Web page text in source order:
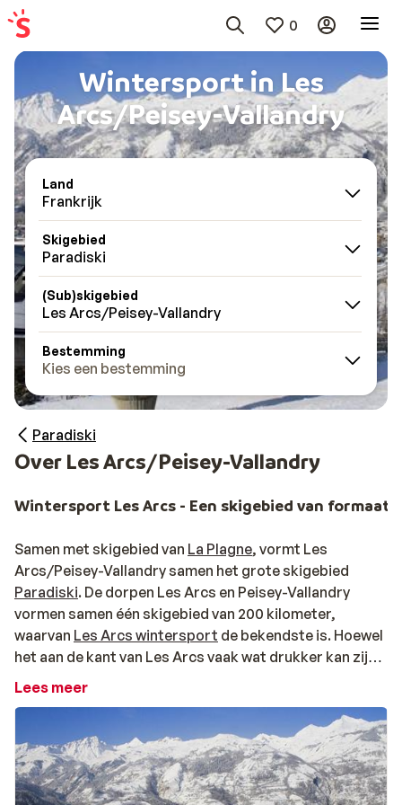
0
Wintersport in Les
Arcs/Peisey-Vallandry
Land
Frankrijk
Skigebied
Paradiski
(Sub)skigebied
Les Arcs/Peisey-Vallandry
Bestemming
Kies een bestemming
Paradiski
Over Les Arcs/Peisey-Vallandry
Wintersport Les Arcs - Een skigebied van formaat
Samen met skigebied van La Plagne, vormt Les
Arcs/Peisey-Vallandry samen het grote skigebied
Paradiski. De dorpen Les Arcs en Peisey-Vallandry
vormen samen één skigebied van 200 kilometer,
waarvan Les Arcs wintersport de bekendste is. Hoewel
het aan de kant van Les Arcs vaak wat drukker kan zijn,
kun je rondom Peisey-Vallandry meestal nog heerlijk
Voor de beginners zijn de pistes in de lager gelegen
delen bij Arc 1600 en 1800 ideaal om het skiën goed
Lees meer